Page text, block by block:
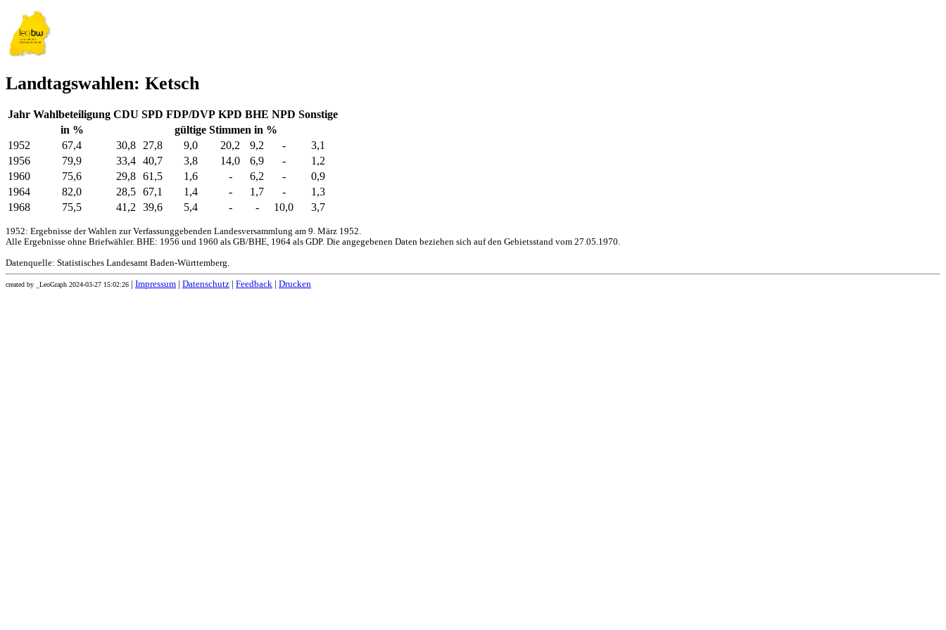
Landtagswahlen: Ketsch
Jahr Wahlbeteiligung CDU SPD FDP/DVP KPD BHE NPD Sonstige
in %
gültige Stimmen in %
1952
67,4 30,8 27,8 9,0 20,2 9,2 -
3,1
1956
79,9 33,4 40,7 3,8 14,0 6,9 -
1,2
1960
75,6 29,8 61,5 1,6 - 6,2 -
0,9
1964
82,0 28,5 67,1 1,4 - 1,7 -
1,3
1968
75,5 41,2 39,6 5,4 - - 10,0 3,7
1952: Ergebnisse der Wahlen zur Verfassunggebenden Landesversammlung am 9. März 1952.
Alle Ergebnisse ohne Briefwähler. BHE: 1956 und 1960 als GB/BHE, 1964 als GDP. Die angegebenen Daten beziehen sich auf den Gebietsstand vom 27.05.1970.
Datenquelle: Statistisches Landesamt Baden-Württemberg.
created by _LeoGraph 2024-03-27 15:02:26 Impressum Datenschutz Feedback Drucken